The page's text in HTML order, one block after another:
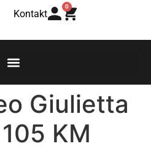
Kontakt
0
Giulietta
KM